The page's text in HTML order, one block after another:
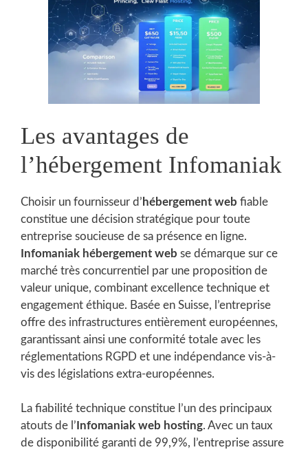
Les avantages de
l’hébergement Infomaniak
Choisir un fournisseur d’ hébergement web fiable
constitue une décision stratégique pour toute
entreprise soucieuse de sa présence en ligne.
Infomaniak hébergement web se démarque sur ce
marché très concurrentiel par une proposition de
valeur unique, combinant excellence technique et
engagement éthique. Basée en Suisse, l’entreprise
offre des infrastructures entièrement européennes,
garantissant ainsi une conformité totale avec les
réglementations RGPD et une indépendance vis-à-
vis des législations extra-européennes.
La fiabilité technique constitue l’un des principaux
atouts de l’ Infomaniak web hosting. Avec un taux
de disponibilité garanti de 99,9%, l’entreprise assure